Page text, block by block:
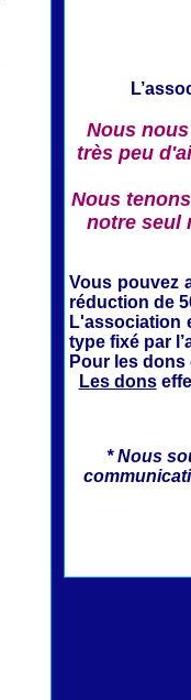
Nous
très peu
Nous
notre seul
Vous pouvez
réduction de
L'association
type fixé par
Pour les
Les dons
* Nous